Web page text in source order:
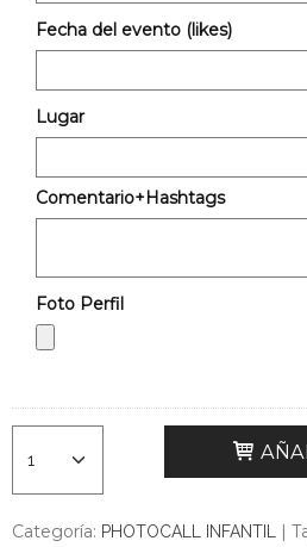
Fecha del evento (likes)
Lugar
Comentario+Hashtags
Foto Perfil
Categoría: PHOTOCALL INFANTIL |